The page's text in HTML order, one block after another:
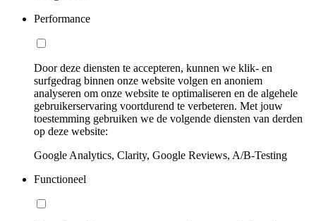
Performance
Door deze diensten te accepteren, kunnen we klik- en
surfgedrag binnen onze website volgen en anoniem
analyseren om onze website te optimaliseren en de algehele
gebruikerservaring voortdurend te verbeteren. Met jouw
toestemming gebruiken we de volgende diensten van derden
op deze website:
Google Analytics, Clarity, Google Reviews, A/B-Testing
Functioneel